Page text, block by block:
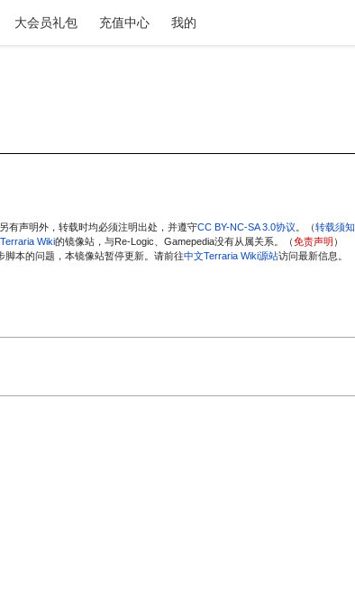
大会员礼包 充值中心 我的
有声明外，转载时均必须注明出处，并遵守CC BY-NC-SA 3.0协议 。（转载须知
Wiki的镜像站，与Re-Logic、Gamepedia没有从属关系。（免责声明 ）
脚本的问题，本镜像站暂停更新。请前往中文Terraria Wiki源站访问最新信息。